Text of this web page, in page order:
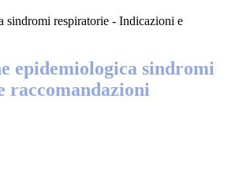
sindromi respiratorie - Indicazioni e
epidemiologica sindromi
raccomandazioni